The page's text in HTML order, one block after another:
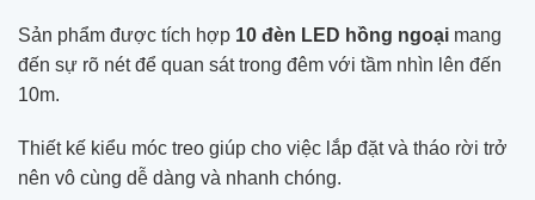
Sản phẩm được tích hợp 10 đèn LED hồng ngoại mang
đến sự rõ nét để quan sát trong đêm với tầm nhìn lên đến
10m.
Thiết kế kiểu móc treo giúp cho việc lắp đặt và tháo rời trở
nên vô cùng dễ dàng và nhanh chóng.